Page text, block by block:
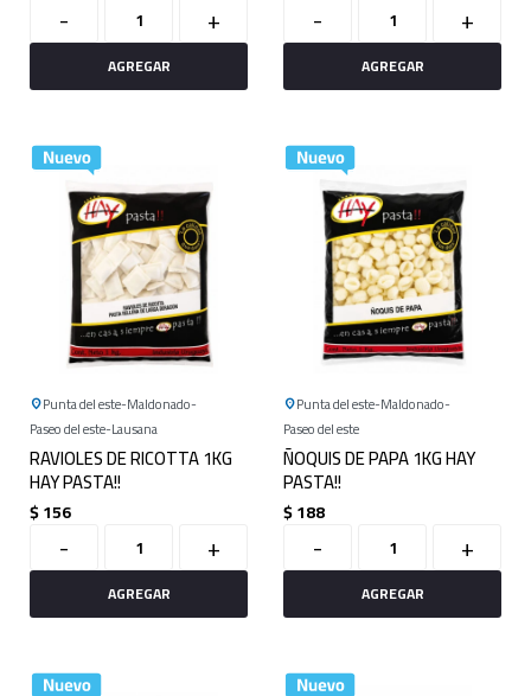
- + - +
Punta del este Maldonado
Paseo del este Lausana
RAVIOLES DE RICOTTA 1KG
HAY PASTA!!
$156
- +
Punta del este Maldonado
Paseo del este
ÑOQUIS DE PAPA 1KG HAY
PASTA!!
$188
- +